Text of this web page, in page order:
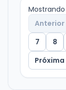
Mostrando
Anterior
7
8
Próxima